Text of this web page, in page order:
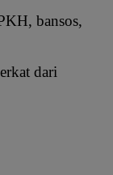
bansos,
dari